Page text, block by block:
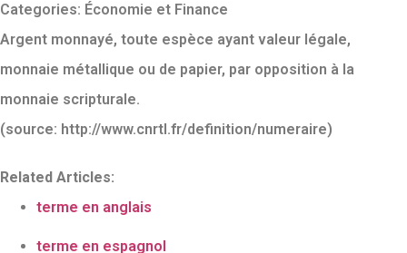
Categories: Économie et Finance
Argent monnayé, toute espèce ayant valeur légale,
monnaie métallique ou de papier, par opposition à la
monnaie scripturale.
(source: http://www.cnrtl.fr/definition/numeraire)
Related Articles:
terme en anglais
terme en espagnol